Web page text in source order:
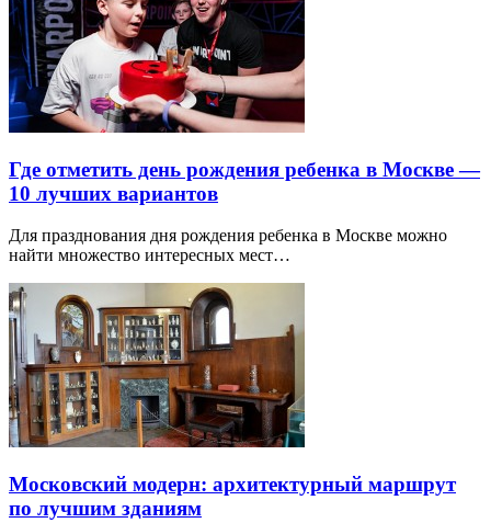
Где отметить день рождения ребенка в Москве —
10 лучших вариантов
Для празднования дня рождения ребенка в Москве можно
найти множество интересных мест…
Московский модерн: архитектурный маршрут
по лучшим зданиям